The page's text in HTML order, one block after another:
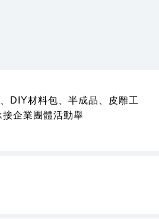
DIY材料包、半成品、皮雕工
企業團體活動舉